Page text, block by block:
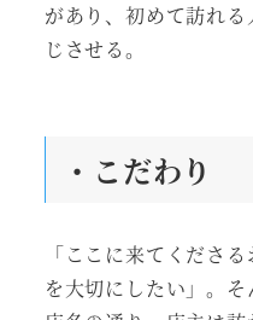
があり、初めて訪れ
じさせる。
・こだわり
「ここに来てくださ
を大切にしたい」。